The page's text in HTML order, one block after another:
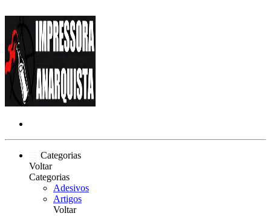
Categorias
Voltar
Categorias
Adesivos
Artigos
Voltar